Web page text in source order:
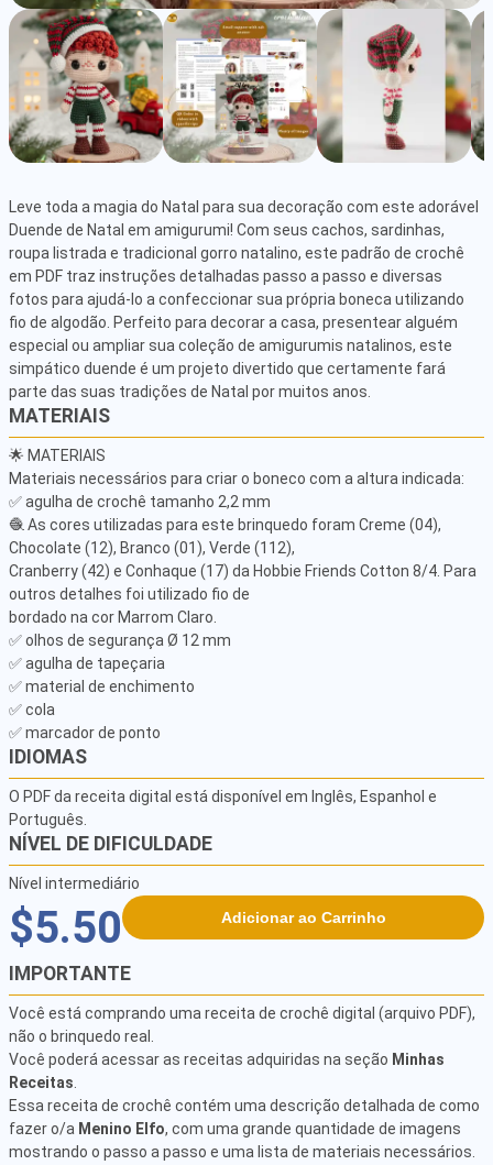
Leve toda a magia do Natal para sua decoração com este adorável
Duende de Natal em amigurumi! Com seus cachos, sardinhas,
roupa listrada e tradicional gorro natalino, este padrão de crochê
em PDF traz instruções detalhadas passo a passo e diversas
fotos para ajudá-lo a confeccionar sua própria boneca utilizando
fio de algodão. Perfeito para decorar a casa, presentear alguém
especial ou ampliar sua coleção de amigurumis natalinos, este
simpático duende é um projeto divertido que certamente fará
parte das suas tradições de Natal por muitos anos.
MATERIAIS
🌟 MATERIAIS
Materiais necessários para criar o boneco com a altura indicada:
✅ agulha de crochê tamanho 2,2 mm
🧶 As cores utilizadas para este brinquedo foram Creme (04),
Chocolate (12), Branco (01), Verde (112),
Cranberry (42) e Conhaque (17) da Hobbie Friends Cotton 8/4. Para
outros detalhes foi utilizado fio de
bordado na cor Marrom Claro.
✅ olhos de segurança Ø 12 mm
✅ agulha de tapeçaria
✅ material de enchimento
✅ cola
✅ marcador de ponto
IDIOMAS
O PDF da receita digital está disponível em Inglês, Espanhol e
Português.
NÍVEL DE DIFICULDADE
Nível intermediário
$5.50 Adicionar ao Carrinho
IMPORTANTE
Você está comprando uma receita de crochê digital (arquivo PDF),
não o brinquedo real.
Você poderá acessar as receitas adquiridas na seção Minhas
Receitas
Essa receita de crochê contém uma descrição detalhada de como
fazer o/a Menino Elfo, com uma grande quantidade de imagens
mostrando o passo a passo e uma lista de materiais necessários.